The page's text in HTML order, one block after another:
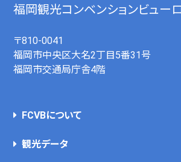
福岡観光コンベンションビュー
〒810-0041
福岡市中央区大名2丁目5番31号
福岡市交通局庁舎4階
FCVBについて
観光データ